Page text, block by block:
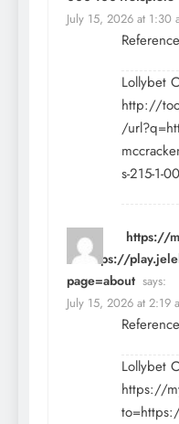
July 15, 2026 at 1:30
Lollybet
http://
/
s-215-1-
https://
to=https://
page=about says:
July 15, 2026 at 2:19
Lollybet
https://